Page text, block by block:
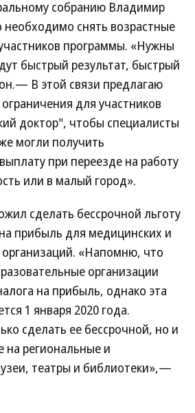
собранию Владимир
необходимо снять возрастные
программы. «Нужны
быстрый результат, быстрый
В этой связи предлагаю
для участников
доктор", чтобы специалисты
могли получить
при переезде на работу
или в малый город».
сделать бессрочной льготу
прибыль для медицинских и
«Напомню, что
организации
на прибыль, однако эта
1 января 2020 года.
сделать ее бессрочной, но и
на региональные и
театры и библиотеки»,—